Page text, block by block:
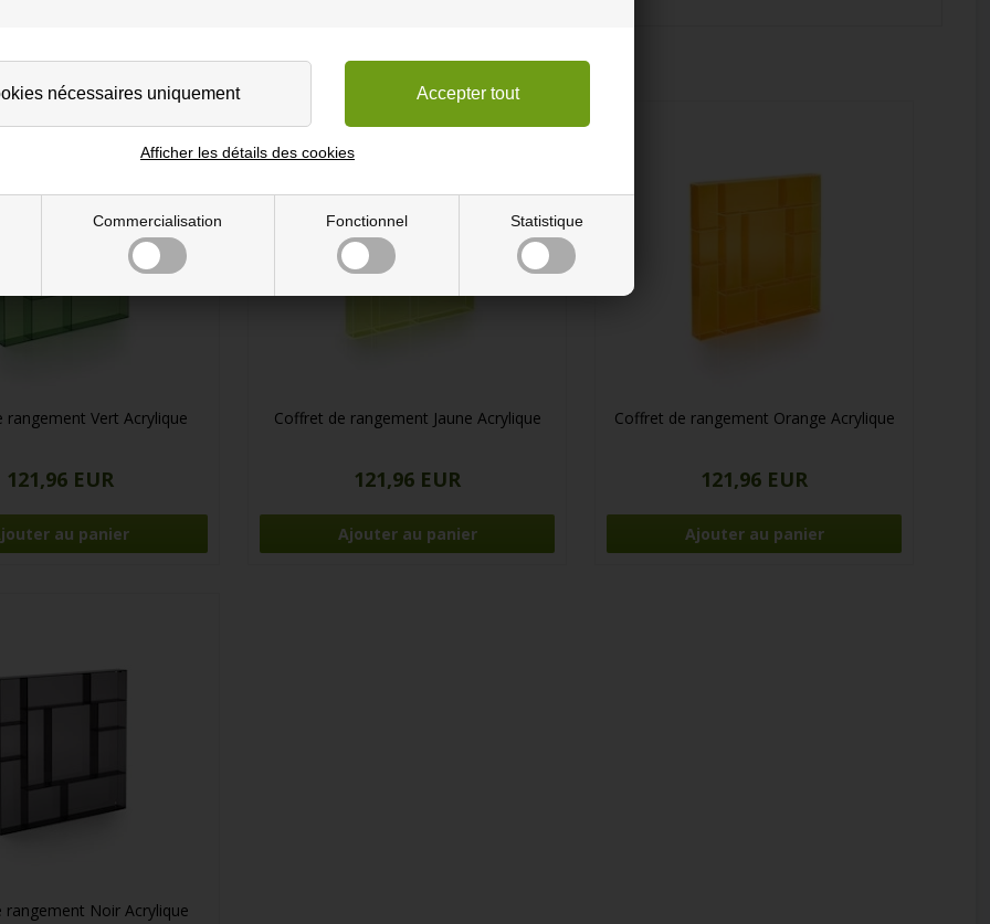
Commercialisation Fonctionnel Statistique
Afficher les détails des cookies
rangement Vert Acrylique
121,96 EUR
Coffret de rangement Jaune Acrylique
121,96 EUR
Coffret de rangement Orange Acrylique
121,96 EUR
rangement Noir Acrylique